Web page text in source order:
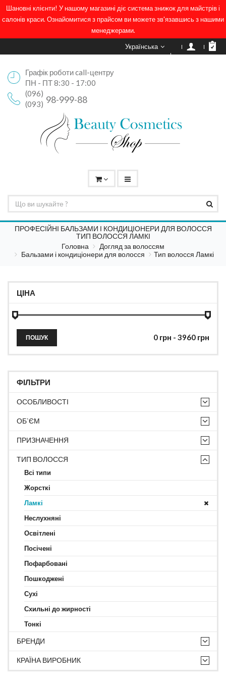
Шановні клієнти! У нашому магазині діє система знижок для майстрів і
салонів краси. Ознайомитися з прайсом ви можете зв'язавшись з нашими
менеджерами.
Українська
Графік роботи call-центру
ПН - ПТ 8:30 - 17:00
(096)
98-999-88
(093)
ПРОФЕСІЙНІ БАЛЬЗАМИ І КОНДИЦІОНЕРИ ДЛЯ ВОЛОССЯ
ТИП ВОЛОССЯ ЛАМКІ
Головна
Догляд за волоссям
Бальзами і кондиціонери для волосся
Тип волосся Ламкі
ЦІНА
ПОШУК
ФІЛЬТРИ
ОСОБЛИВОСТІ
ОБ`ЄМ
ПРИЗНАЧЕННЯ
ТИП ВОЛОССЯ
Всі типи
Жорсткі
Ламкі
Неслухняні
Освітлені
Посічені
Пофарбовані
Пошкоджені
Сухі
Схильні до жирності
Тонкі
БРЕНДИ
КРАЇНА ВИРОБНИК